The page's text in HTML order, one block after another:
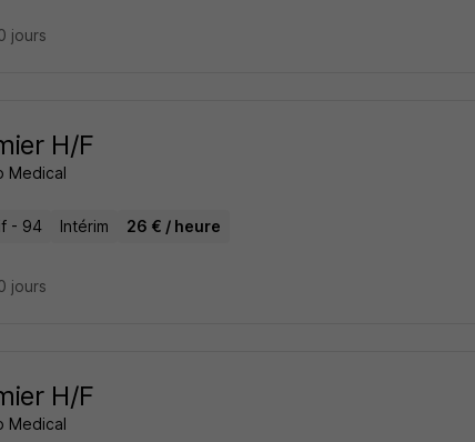
jours
H/F
Medical
- 94 Intérim 26 € / heure
jours
H/F
Medical